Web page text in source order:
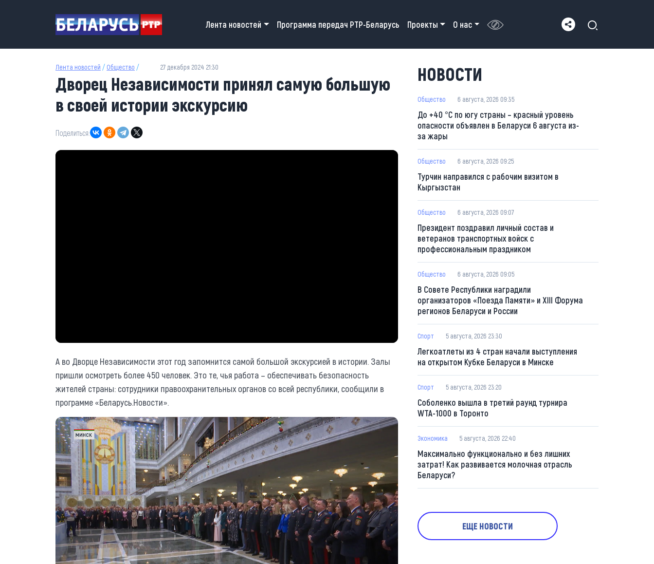
Main navigation
Лента новостей Программа передач РТР-Беларусь Проекты О нас
Лента новостей / Общество / 27 декабря 2024 21:30
Дворец Независимости принял самую большую
в своей истории экскурсию
Поделиться:
А во Дворце Независимости этот год запомнится самой большой экскурсией в истории. Залы
пришли осмотреть более 450 человек. Это те, чья работа – обеспечивать безопасность
жителей страны: сотрудники правоохранительных органов со всей республики, сообщили в
программе «Беларусь.Новости».
НОВОСТИ
Общество 6 августа, 2026 09:35
До +40 °С по югу страны – красный уровень
опасности объявлен в Беларуси 6 августа из-
за жары
Общество 6 августа, 2026 09:25
Турчин направился с рабочим визитом в
Кыргызстан
Общество 6 августа, 2026 09:07
Президент поздравил личный состав и
ветеранов транспортных войск с
профессиональным праздником
Общество 6 августа, 2026 09:05
В Совете Республики наградили
организаторов «Поезда Памяти» и XIII Форума
регионов Беларуси и России
Спорт 5 августа, 2026 23:30
Легкоатлеты из 4 стран начали выступления
на открытом Кубке Беларуси в Минске
Спорт 5 августа, 2026 23:20
Соболенко вышла в третий раунд турнира
WTA-1000 в Торонто
Экономика 5 августа, 2026 22:40
Максимально функционально и без лишних
затрат! Как развивается молочная отрасль
Беларуси?
ЕЩЕ НОВОСТИ